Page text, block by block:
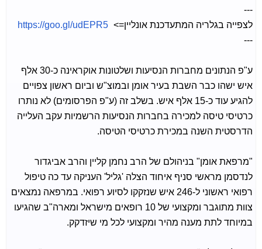
---
לצפייה בגלריה המתעדכנת אונליין=> https://goo.gl/udEPR5
---
ע"פ הנתונים מחברות הנסיעות ושלטונות אוקראינה כ-30 אלף
איש ישהו כבר השבת בעיר אומן ובמוצ"ש וביום ראשון צפויים
להגיע עוד כ-15 אלף איש. בשלב זה (ע"פ הפרסומים) לא נותרו
כרטיסי טיסה למכירה בחברות הנסיעות הרשמיות עקב העלייה
הדרסטית השנה במכירת כרטיסי הטיסה.
"מרפאת אומן" בניהולם של הרב נחמן קליין והרב אביגדור
לנדסמן מראשי סניף איחוד הצלה 'גליל' העניקה עד כה טיפול
רפואי ראשוני ל-246 איש שנזקקו לסיוע רפואי. במרפאה נמצאים
צוות מתוגבר ומקצועי של 10 רופאים מישראל ומארה"ב שהגיעו
במיוחד לתת מענה מהיר ומקצועי לכל מי שיזדקק.